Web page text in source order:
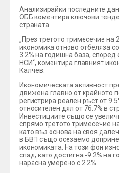
Анализирайки последните
ОББ коментира ключови
страната.
„През третото тримесечие на
икономика отново отбеляза
3.2% на годишна база, според
НСИ“, коментира главният
Калчев.
Икономическата активност
движена главно от крайното
регистрира реален ръст от
относителен дял от 76.7% в
Инвестициите също се
спрямо третото тримесечие
като въз основа на своя
в БВП също осезаемо
икономиката. На този фон
спад, като достигна -9.2% на
нарасна умерено с 2.2%.